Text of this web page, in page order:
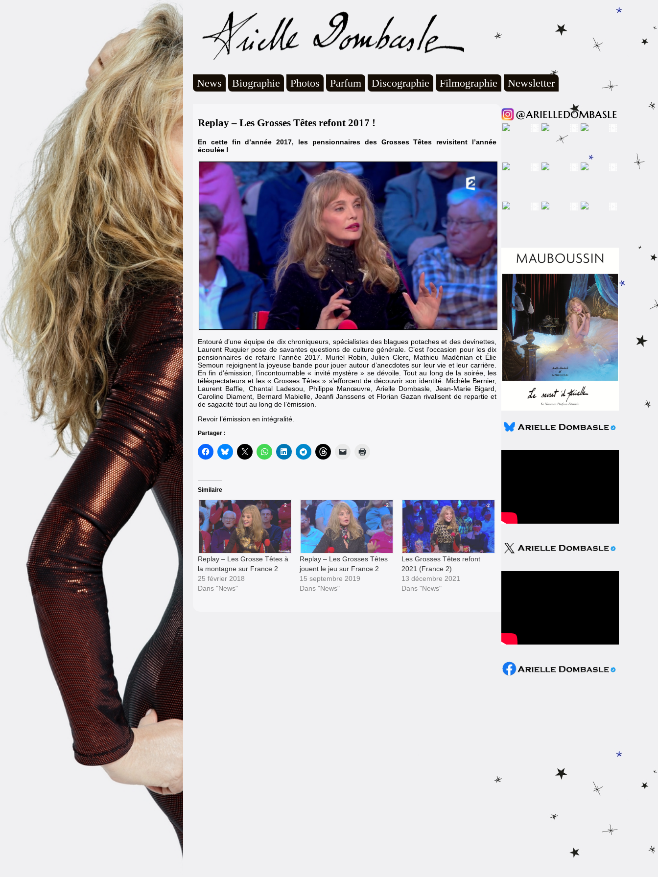
News Biographie Photos Parfum Discographie Filmographie Newsletter
Replay – Les Grosses Têtes refont 2017 !
En cette fin d’année 2017, les pensionnaires des Grosses Têtes revisitent l’année
écoulée !
Entouré d’une équipe de dix chroniqueurs, spécialistes des blagues potaches et des devinettes,
Laurent Ruquier pose de savantes questions de culture générale. C’est l’occasion pour les dix
pensionnaires de refaire l’année 2017. Muriel Robin, Julien Clerc, Mathieu Madénian et Élie
Semoun rejoignent la joyeuse bande pour jouer autour d’anecdotes sur leur vie et leur carrière.
En fin d’émission, l’incontournable « invité mystère » se dévoile. Tout au long de la soirée, les
téléspectateurs et les « Grosses Têtes » s’efforcent de découvrir son identité. Michèle Bernier,
Laurent Baffie, Chantal Ladesou, Philippe Manœuvre, Arielle Dombasle, Jean-Marie Bigard,
Caroline Diament, Bernard Mabielle, Jeanfi Janssens et Florian Gazan rivalisent de repartie et
de sagacité tout au long de l’émission.
Revoir l’émission en intégralité.
Partager :
Similaire
Replay – Les Grosse Têtes à
la montagne sur France 2
25 février 2018
Dans "News"
Replay – Les Grosses Têtes
jouent le jeu sur France 2
15 septembre 2019
Dans "News"
Les Grosses Têtes refont
2021 (France 2)
13 décembre 2021
Dans "News"